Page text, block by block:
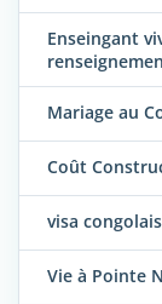
Enseingant
Mariage au
Coût
visa
Vie à Pointe